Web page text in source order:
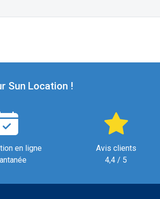
Sun Location !
en ligne
Avis clients
4,4 / 5